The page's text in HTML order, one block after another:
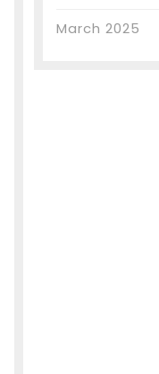
March 2025